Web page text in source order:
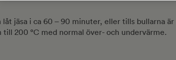
jäsa i ca 60 – 90 minuter, eller tills bullarna är
till 200 °C med normal över- och undervärme.